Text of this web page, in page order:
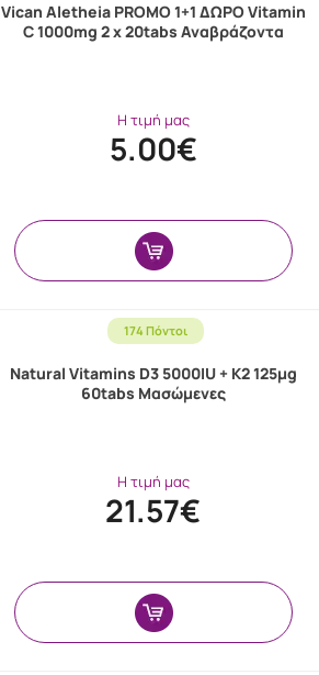
Vican Aletheia PROMO 1+1 ΔΩΡΟ Vitamin
C 1000mg 2 x 20tabs Αναβράζοντα
Η τιμή μας
5.00€
174 Πόντοι
Natural Vitamins D3 5000IU + K2 125μg
60tabs Μασώμενες
Η τιμή μας
21.57€